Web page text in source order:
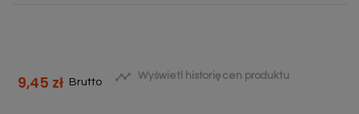
9,45 zł Brutto  Wyświetl historię cen produktu